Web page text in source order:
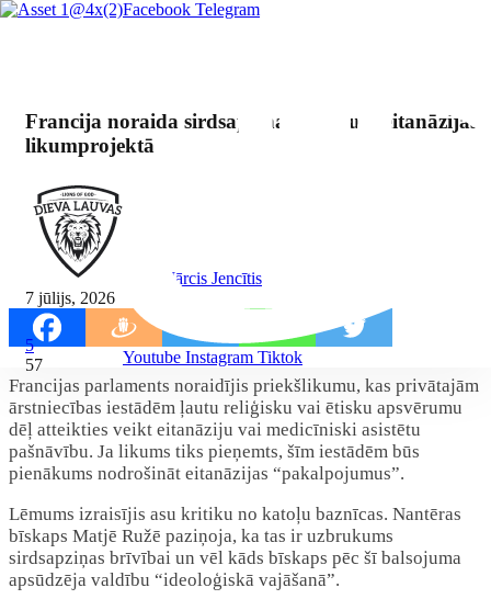
Facebook Telegram
Youtube Instagram Tiktok
Francija noraida sirdsapziņas klauzulu eitanāzijas
likumprojektā
By Mārcis Jencītis
7 jūlijs, 2026
5
57
Francijas parlaments noraidījis priekšlikumu, kas privātajām
ārstniecības iestādēm ļautu reliģisku vai ētisku apsvērumu
dēļ atteikties veikt eitanāziju vai medicīniski asistētu
pašnāvību. Ja likums tiks pieņemts, šīm iestādēm būs
pienākums nodrošināt eitanāzijas “pakalpojumus”.
Lēmums izraisījis asu kritiku no katoļu baznīcas. Nantēras
bīskaps Matjē Ružē paziņoja, ka tas ir uzbrukums
sirdsapziņas brīvībai un vēl kāds bīskaps pēc šī balsojuma
apsūdzēja valdību “ideoloģiskā vajāšanā”.